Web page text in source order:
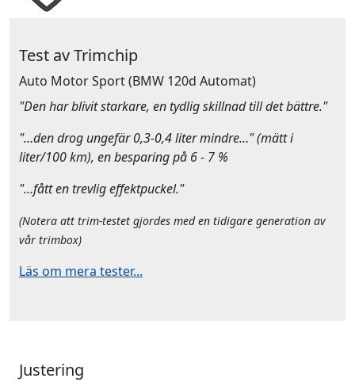
Test av Trimchip
Auto Motor Sport(BMW 120d Automat)
"Den har blivit starkare, en tydlig skillnad till det bättre."
"…den drog ungefär 0,3-0,4 liter mindre…" (mätt i
liter/100 km), en besparing på 6 - 7 %
"…fått en trevlig effektpuckel."
(Notera att trim-testet gjordes med en tidigare generation av
vår trimbox)
Läs om mera tester...
Justering